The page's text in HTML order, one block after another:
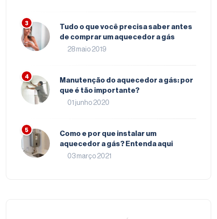
Tudo o que você precisa saber antes
de comprar um aquecedor a gás
28 maio 2019
Manutenção do aquecedor a gás: por
que é tão importante?
01 junho 2020
Como e por que instalar um
aquecedor a gás? Entenda aqui
03 março 2021